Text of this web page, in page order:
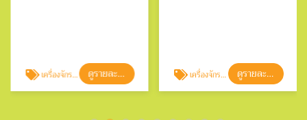
เครื่องจักรกลมือสอง ดูรายละเอียด เครื่องจักรกลเก่า ดูรายละเอียด